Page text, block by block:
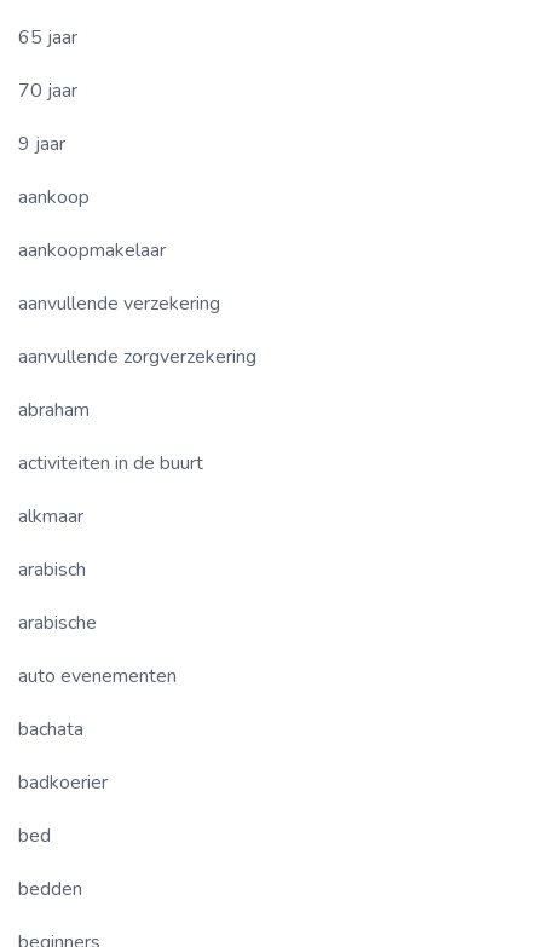
65 jaar
70 jaar
9 jaar
aankoop
aankoopmakelaar
aanvullende verzekering
aanvullende zorgverzekering
abraham
activiteiten in de buurt
alkmaar
arabisch
arabische
auto evenementen
bachata
badkoerier
bed
bedden